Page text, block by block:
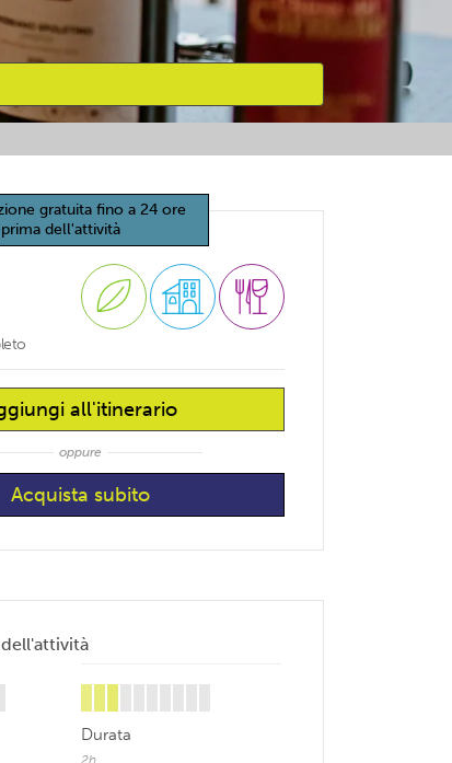
gratuita fino a 24 ore
prima dell'attività
all'itinerario
oppure
Durata
2h